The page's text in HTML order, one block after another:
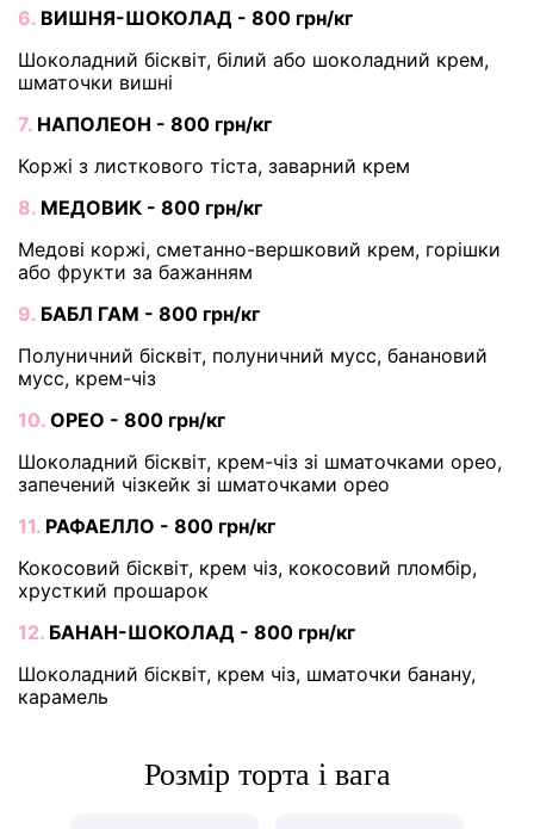
6. ВИШНЯ-ШОКОЛАД - 800 грн/кг
Шоколадний бісквіт, білий або шоколадний крем,
шматочки вишні
7. НАПОЛЕОН - 800 грн/кг
Коржі з листкового тіста, заварний крем
8. МЕДОВИК - 800 грн/кг
Медові коржі, сметанно-вершковий крем, горішки
або фрукти за бажанням
9. БАБЛ ГАМ - 800 грн/кг
Полуничний бісквіт, полуничний мусс, банановий
мусс, крем-чіз
10. ОРЕО - 800 грн/кг
Шоколадний бісквіт, крем-чіз зі шматочками орео,
запечений чізкейк зі шматочками орео
11. РАФАЕЛЛО - 800 грн/кг
Кокосовий бісквіт, крем чіз, кокосовий пломбір,
хрусткий прошарок
12. БАНАН-ШОКОЛАД - 800 грн/кг
Шоколадний бісквіт, крем чіз, шматочки банану,
карамель
Розмір торта і вага